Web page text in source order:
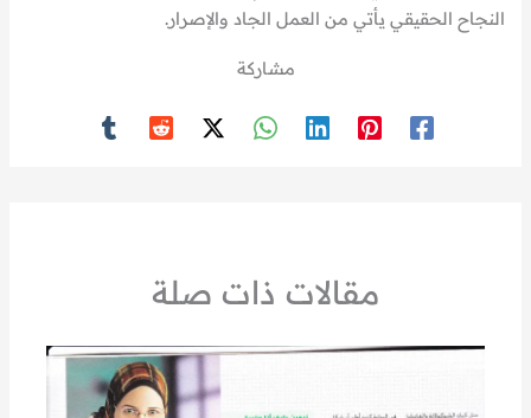
النجاح الحقيقي يأتي من العمل الجاد والإصرار.
مشاركة
مقالات ذات صلة